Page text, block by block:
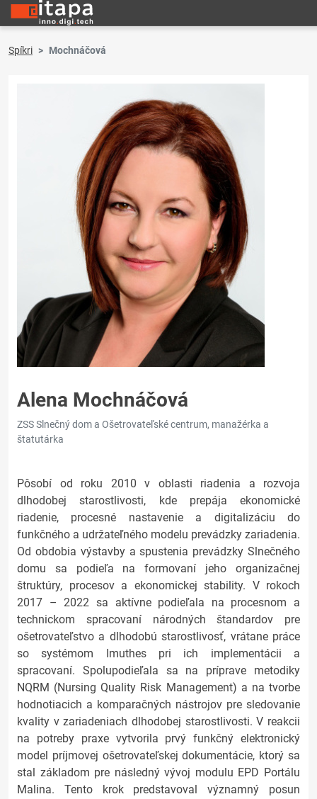
Spíkri Mochnáčová
Alena Mochnáčová
ZSS Slnečný dom a Ošetrovateľské centrum, manažérka a
štatutárka
Pôsobí od roku 2010 v oblasti riadenia a rozvoja
dlhodobej starostlivosti, kde prepája ekonomické
riadenie, procesné nastavenie a digitalizáciu do
funkčného a udržateľného modelu prevádzky zariadenia.
Od obdobia výstavby a spustenia prevádzky Slnečného
domu sa podieľa na formovaní jeho organizačnej
štruktúry, procesov a ekonomickej stability. V rokoch
2017 – 2022 sa aktívne podieľala na procesnom a
technickom spracovaní národných štandardov pre
ošetrovateľstvo a dlhodobú starostlivosť, vrátane práce
so systémom Imuthes pri ich implementácii a
spracovaní. Spolupodieľala sa na príprave metodiky
NQRM (Nursing Quality Risk Management) a na tvorbe
hodnotiacich a komparačných nástrojov pre sledovanie
kvality v zariadeniach dlhodobej starostlivosti. V reakcii
na potreby praxe vytvorila prvý funkčný elektronický
model príjmovej ošetrovateľskej dokumentácie, ktorý sa
stal základom pre následný vývoj modulu EPD Portálu
Malina. Tento krok predstavoval významný posun